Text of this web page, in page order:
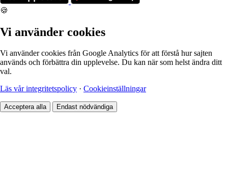
🍪
Vi använder cookies
Vi använder cookies från Google Analytics för att förstå hur sajten
används och förbättra din upplevelse. Du kan när som helst ändra ditt
val.
Läs vår integritetspolicy · Cookieinställningar
Acceptera alla Endast nödvändiga